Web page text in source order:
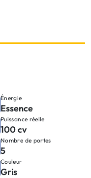
Énergie
Essence
Puissance réelle
100 cv
Nombre de portes
5
Couleur
Gris